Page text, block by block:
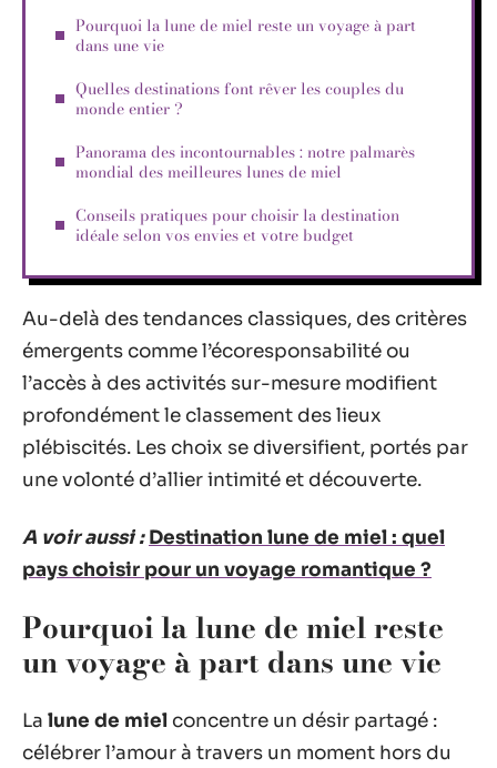
Pourquoi la lune de miel reste un voyage à part
dans une vie
Quelles destinations font rêver les couples du
monde entier ?
Panorama des incontournables : notre palmarès
mondial des meilleures lunes de miel
Conseils pratiques pour choisir la destination
idéale selon vos envies et votre budget
Au-delà des tendances classiques, des critères
émergents comme l’écoresponsabilité ou
l’accès à des activités sur-mesure modifient
profondément le classement des lieux
plébiscités. Les choix se diversifient, portés par
une volonté d’allier intimité et découverte.
A voir aussi : Destination lune de miel : quel
pays choisir pour un voyage romantique ?
Pourquoi la lune de miel reste
un voyage à part dans une vie
La lune de miel concentre un désir partagé :
célébrer l’amour à travers un moment hors du